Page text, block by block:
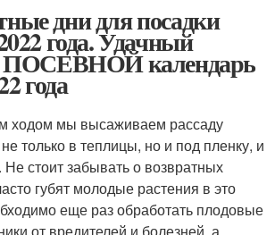
дни для посадки
года. Удачный
календарь
года
ходом мы высаживаем рассаду
только в теплицы, но и под пленку, и
Не стоит забывать о возвратных
губят молодые растения в это
еще раз обработать плодовые